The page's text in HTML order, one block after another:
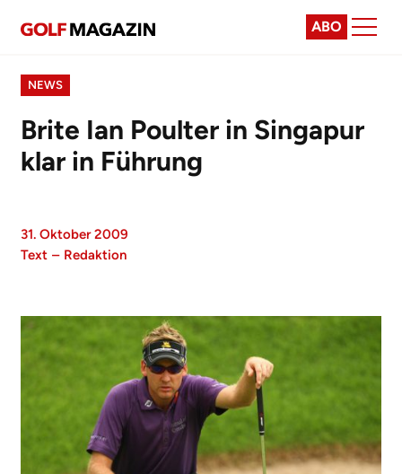
ABO
NEWS
Brite Ian Poulter in Singapur
klar in Führung
31. Oktober 2009
Text – Redaktion